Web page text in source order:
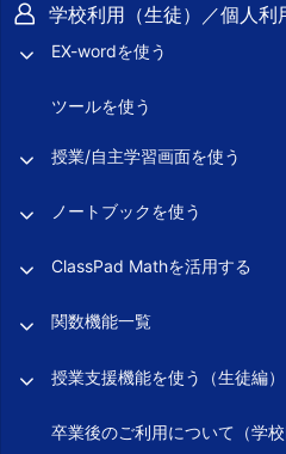
学校利用（生徒）／個人利
EX-wordを使う
ツールを使う
授業/自主学習画面を使う
ノートブックを使う
ClassPad Mathを活用する
関数機能一覧
授業支援機能を使う（生徒編）
卒業後のご利用について（学校